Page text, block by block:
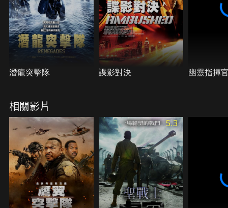
潛龍突擊隊 諜影對決 幽靈指揮
相關影片
5.3